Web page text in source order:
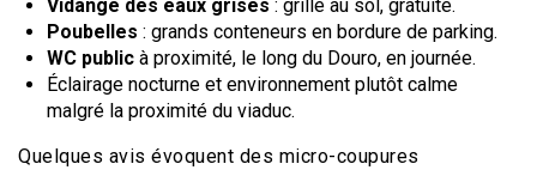
Vidange des eaux grises : grille au sol, gratuite.
Poubelles : grands conteneurs en bordure de parking.
WC public à proximité, le long du Douro, en journée.
Éclairage nocturne et environnement plutôt calme
malgré la proximité du viaduc.
Quelques avis évoquent des micro-coupures